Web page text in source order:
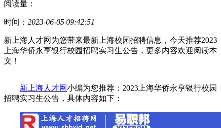
阅读量：
时间： 2023-06-05 09:42:51
新上海人才网为您带来最新上海校园招聘信息，今天推荐2023
上海华侨永亨银行校园招聘实习生公告，更多内容欢迎阅读本
文！
新上海人才网小编为您推荐：2023上海华侨永亨银行校园
招聘实习生公告，具体内容如下：